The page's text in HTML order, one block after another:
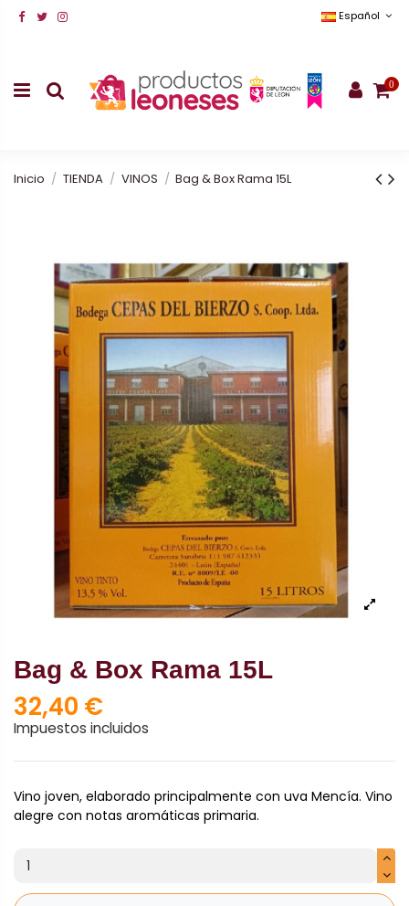
Español
0
Inicio TIENDA VINOS Bag & Box Rama 15L
Bag & Box Rama 15L
32,40 €
Impuestos incluidos
Vino joven, elaborado principalmente con uva Mencía. Vino
alegre con notas aromáticas primaria.